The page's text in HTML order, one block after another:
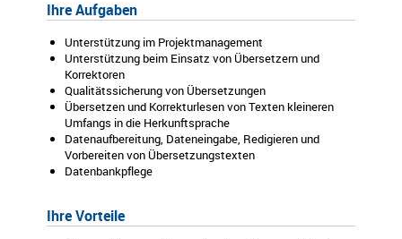
Ihre Aufgaben
Unterstützung im Projektmanagement
Unterstützung beim Einsatz von Übersetzern und
Korrektoren
Qualitätssicherung von Übersetzungen
Übersetzen und Korrekturlesen von Texten kleineren
Umfangs in die Herkunftsprache
Datenaufbereitung, Dateneingabe, Redigieren und
Vorbereiten von Übersetzungstexten
Datenbankpflege
Ihre Vorteile